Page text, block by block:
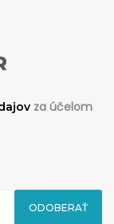
za účelom
ODOBERAŤ